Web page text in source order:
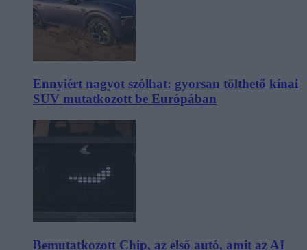
Ennyiért nagyot szólhat: gyorsan tölthető kínai
SUV mutatkozott be Európában
Bemutatkozott Chip, az első autó, amit az AI